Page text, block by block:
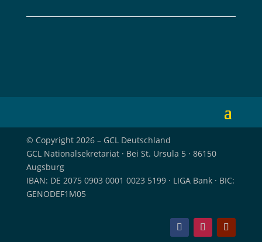
© Copyright 2026 – GCL Deutschland
GCL Nationalsekretariat · Bei St. Ursula 5 · 86150
Augsburg
IBAN: DE 2075 0903 0001 0023 5199 · LIGA Bank · BIC:
GENODEF1M05